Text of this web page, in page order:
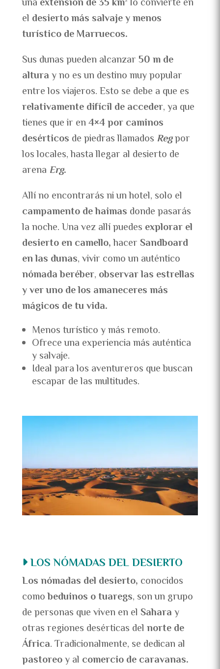
una extensión de 35 km²lo convierte en
el desierto más salvaje y menos
turístico de Marruecos.
Sus dunas pueden alcanzar50 m de
alturay no es un destino muy popular
entre los viajeros. Esto se debe a que es
relativamente difícil de acceder, ya que
tienes que ir en4×4 por caminos
desérticos de piedras llamados Regpor
los locales, hasta llegar al desierto de
arena Erg.
Allí no encontrarás ni un hotel, solo el
campamento de haimas donde pasarás
la noche. Una vez allí puedes explorar el
desierto en camello,hacer Sandboard
en las dunas, vivir como un auténtico
nómada beréber, observar las estrellas
y ver uno de los amaneceres más
mágicos de tu vida.
Menos turístico y más remoto.
Ofrece una experiencia más auténtica
y salvaje.
Ideal para los aventureros que buscan
escapar de las multitudes.
LOS NÓMADAS DEL DESIERTO
Los nómadas del desierto, conocidos
comobeduinos o tuaregs, son un grupo
de personas que viven en el Saharay
otras regiones desérticas del norte de
África. Tradicionalmente, se dedican al
pastoreoy al comercio de caravanas.